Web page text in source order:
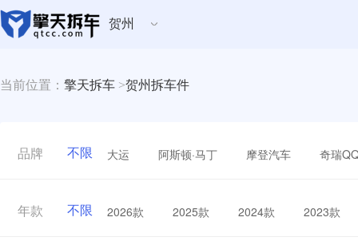
贺州
当前位置： 擎天拆车 >贺州拆车件
品牌 不限 大运 阿斯顿·马丁 摩登汽车 奇瑞
年款 不限 2026款 2025款 2024款 2023款